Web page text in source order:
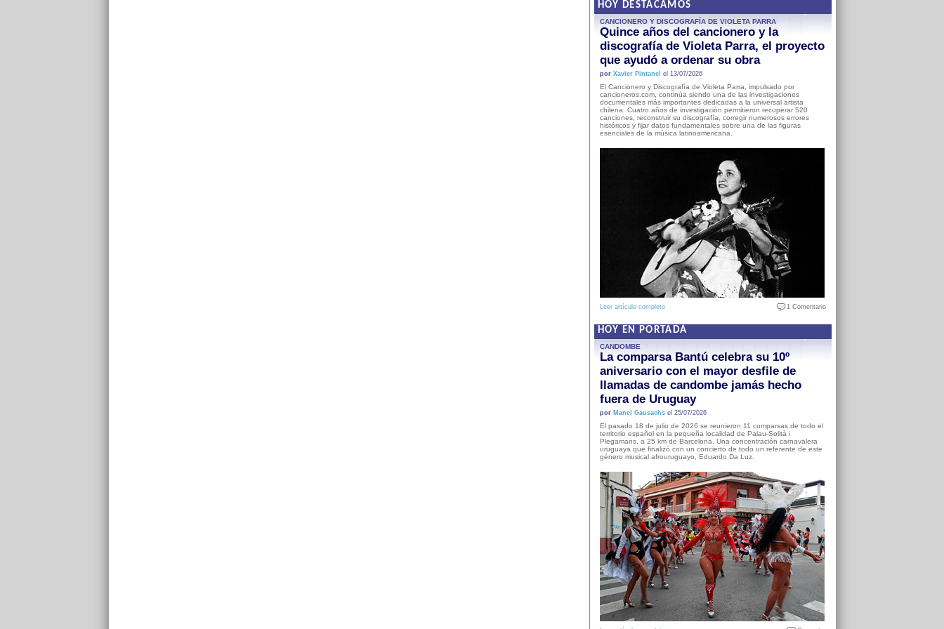
HOY DESTACAMOS
CANCIONERO Y DISCOGRAFÍA DE VIOLETA PARRA
Quince años del cancionero y la
discografía de Violeta Parra, el proyecto
que ayudó a ordenar su obra
por Xavier Pintanel el 13/07/2026
El Cancionero y Discografía de Violeta Parra, impulsado por
cancioneros.com, continúa siendo una de las investigaciones
documentales más importantes dedicadas a la universal artista
chilena. Cuatro años de investigación permitieron recuperar 520
canciones, reconstruir su discografía, corregir numerosos errores
históricos y fijar datos fundamentales sobre una de las figuras
esenciales de la música latinoamericana.
Leer artículo completo 1 Comentario
HOY EN PORTADA
CANDOMBE
La comparsa Bantú celebra su 10º
aniversario con el mayor desfile de
llamadas de candombe jamás hecho
fuera de Uruguay
por Manel Gausachsel 25/07/2026
El pasado 18 de julio de 2026 se reunieron 11 comparsas de todo el
territorio español en la pequeña localidad de Palau-Solità i
Plegamans, a 25 km de Barcelona. Una concentración carnavalera
uruguaya que finalizó con un concierto de todo un referente de este
género musical afrouruguayo, Eduardo Da Luz.